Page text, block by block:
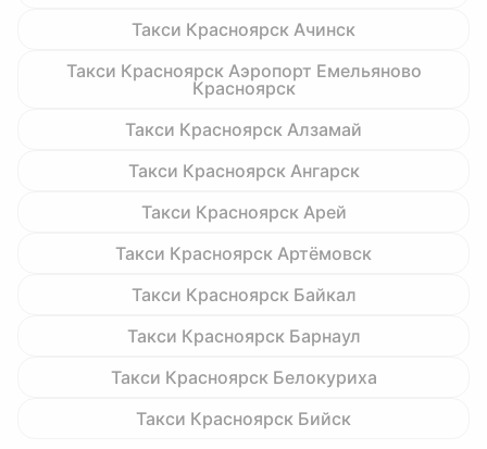
Такси Красноярск Ачинск
Такси Красноярск Аэропорт Емельяново
Красноярск
Такси Красноярск Алзамай
Такси Красноярск Ангарск
Такси Красноярск Арей
Такси Красноярск Артёмовск
Такси Красноярск Байкал
Такси Красноярск Барнаул
Такси Красноярск Белокуриха
Такси Красноярск Бийск